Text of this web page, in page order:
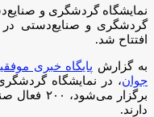
نمایشگاه گردشگری و
گردشگری و صنایع‌دستی در
افتتاح شد.
به گزارش پایگاه خبری
جوان
دارند.